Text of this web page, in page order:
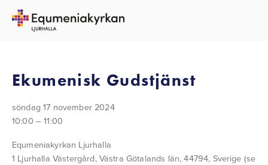
TILLBAKA TILL ALLA EVENEMANG
Ekumenisk Gudstjänst
söndag 17 november 2024
10:00
11:00
Equmeniakyrkan Ljurhalla
1 Ljurhalla Västergård Västra Götalands län, 44794 Sverige (se